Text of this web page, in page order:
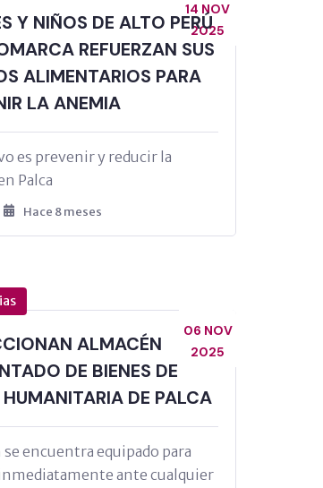
14 NOV
2025
Y NIÑOS DE ALTO PERÚ
REFUERZAN SUS
ALIMENTARIOS PARA
LA ANEMIA
es prevenir y reducir la
Palca
Hace 8 meses
06 NOV
2025
ALMACÉN
DE BIENES DE
DE PALCA
encuentra equipado para
ante cualquier